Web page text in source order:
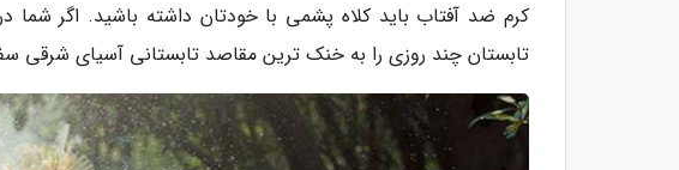
کرم ضد آفتاب باید کلاه پشمی با خودتان داشته باشید. اگر
تابستان چند روزی را به خنک ترین مقاصد تابستانی آسیای شرقی